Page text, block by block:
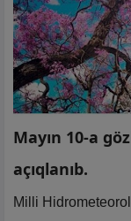
Mayın 10-a
açıqlanıb.
Milli